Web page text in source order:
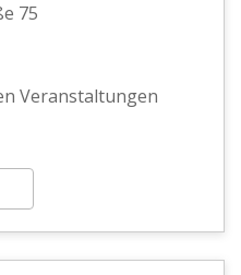
75
Veranstaltungen